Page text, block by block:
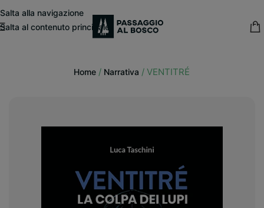
Salta alla navigazione
Salta al contenuto principale
Home / Narrativa /VENTITRÉ